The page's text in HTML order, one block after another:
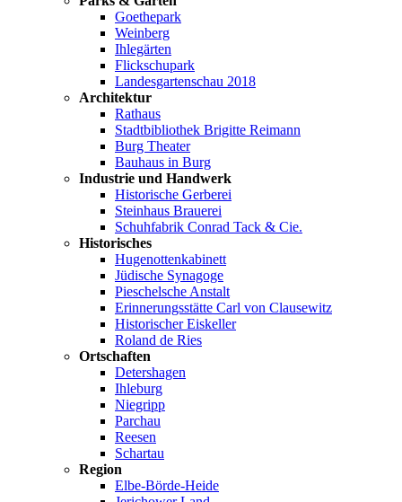
Goethepark
Weinberg
Ihlegärten
Flickschupark
Landesgartenschau 2018
Architektur
Rathaus
Stadtbibliothek Brigitte Reimann
Burg Theater
Bauhaus in Burg
Industrie und Handwerk
Historische Gerberei
Steinhaus Brauerei
Schuhfabrik Conrad Tack & Cie.
Historisches
Hugenottenkabinett
Jüdische Synagoge
Pieschelsche Anstalt
Erinnerungsstätte Carl von Clausewitz
Historischer Eiskeller
Roland de Ries
Ortschaften
Detershagen
Ihleburg
Niegripp
Parchau
Reesen
Schartau
Region
Elbe-Börde-Heide